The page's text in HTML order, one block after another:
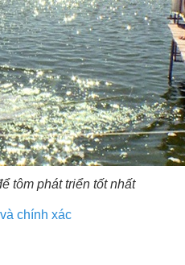
tôm phát triển tốt nhất
chính xác